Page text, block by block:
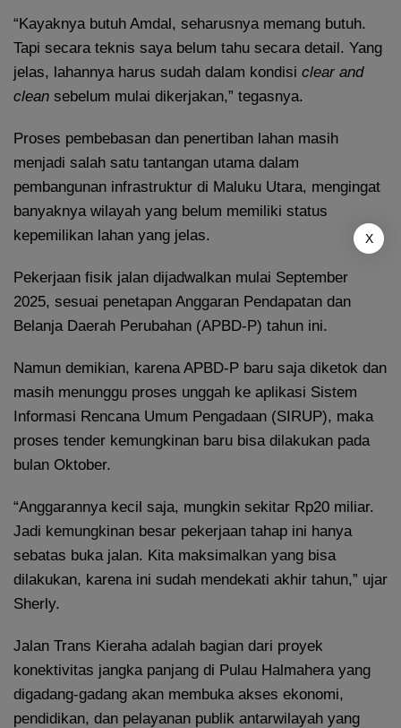
“Kayaknya butuh Amdal, seharusnya memang butuh.
Tapi secara teknis saya belum tahu secara detail. Yang
jelas, lahannya harus sudah dalam kondisi clear and
clean sebelum mulai dikerjakan,” tegasnya.
Proses pembebasan dan penertiban lahan masih
menjadi salah satu tantangan utama dalam
pembangunan infrastruktur di Maluku Utara, mengingat
banyaknya wilayah yang belum memiliki status
kepemilikan lahan yang jelas.
Pekerjaan fisik jalan dijadwalkan mulai September
2025, sesuai penetapan Anggaran Pendapatan dan
Belanja Daerah Perubahan (APBD-P) tahun ini.
Namun demikian, karena APBD-P baru saja diketok dan
masih menunggu proses unggah ke aplikasi Sistem
Informasi Rencana Umum Pengadaan (SIRUP), maka
proses tender kemungkinan baru bisa dilakukan pada
bulan Oktober.
“Anggarannya kecil saja, mungkin sekitar Rp20 miliar.
Jadi kemungkinan besar pekerjaan tahap ini hanya
sebatas buka jalan. Kita maksimalkan yang bisa
dilakukan, karena ini sudah mendekati akhir tahun,” ujar
Sherly.
Jalan Trans Kieraha adalah bagian dari proyek
konektivitas jangka panjang di Pulau Halmahera yang
digadang-gadang akan membuka akses ekonomi,
pendidikan, dan pelayanan publik antarwilayah yang
X